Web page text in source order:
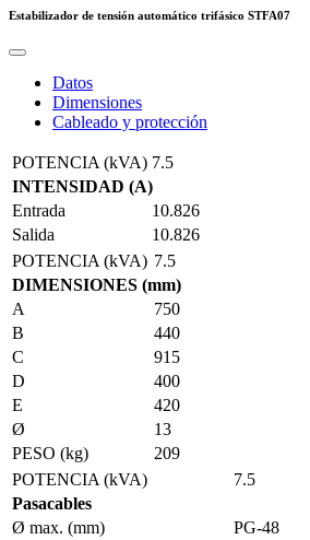
Estabilizador de tensión automático trifásico STFA07
Datos
Dimensiones
Cableado y protección
POTENCIA (kVA) 7.5
INTENSIDAD (A)
Entrada
10.826
Salida
10.826
POTENCIA (kVA) 7.5
DIMENSIONES (mm)
A
750
B
440
C
915
D
400
E
420
Ø
13
PESO (kg)
209
POTENCIA (kVA)
7.5
Pasacables
Ø max. (mm)
PG-48